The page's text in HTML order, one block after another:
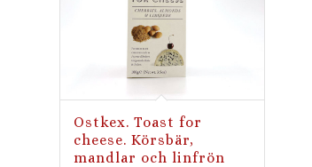
Ostkex. Toast for
cheese. Körsbär,
mandlar och linfrön